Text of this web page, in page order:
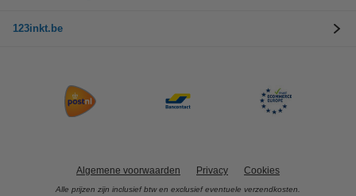
123inkt.be
Algemene voorwaarden Privacy Cookies
Alle prijzen zijn inclusief btw en exclusief eventuele verzendkosten.